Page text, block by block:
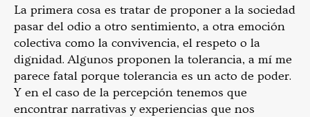
La primera cosa es tratar de proponer a la sociedad
pasar del odio a otro sentimiento, a otra emoción
colectiva como la convivencia, el respeto o la
dignidad. Algunos proponen la tolerancia, a mí me
parece fatal porque tolerancia es un acto de poder.
Y en el caso de la percepción tenemos que
encontrar narrativas y experiencias que nos